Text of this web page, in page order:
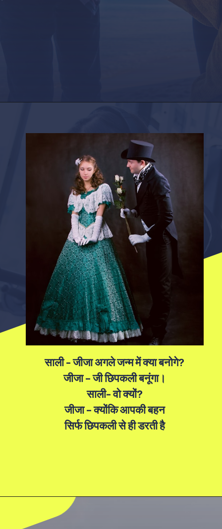
साली - जीजा अगले जन्म में क्या बनोगे?
जीजा – जी छिपकली बनूंगा।
साली- वो क्यों?
जीजा – क्योंकि आपकी बहन
सिर्फ छिपकली से ही डरती है